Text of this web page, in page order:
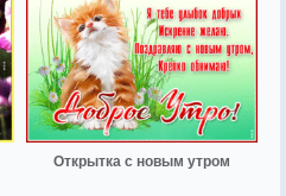
Открытка с новым утром